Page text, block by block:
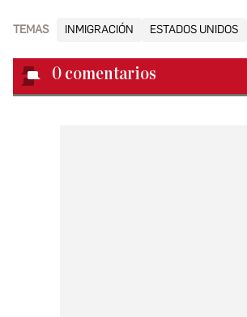
TEMAS INMIGRACIÓN ESTADOS UNIDOS
0 comentarios